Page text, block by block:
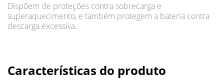
Dispõem de proteções contra sobrecarga e
superaquecimento, e também protegem a bateria contra
descarga excessiva.
Características do produto